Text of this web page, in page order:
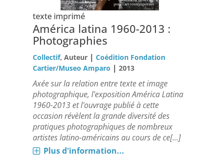
texte imprimé
América latina 1960-2013 :
Photographies
Collectif, Auteur |Coédition Fondation
Cartier/Museo Amparo |2013
Axée sur la relation entre texte et image
photographique, l'exposition América Latina
1960-2013 et l'ouvrage publié à cette
occasion révèlent la grande diversité des
pratiques photographiques de nombreux
artistes latino-américains au cours de ce[...]
Plus d'information...